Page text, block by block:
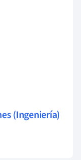
(Ingeniería)